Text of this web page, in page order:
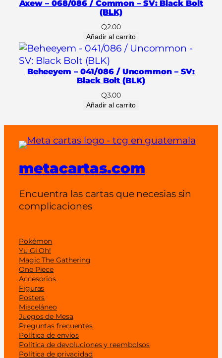
T
)
i
d
a
d
Axew – 068/086 / Common – SV: Black Bolt
(BLK)
Q2.00
Añadir al carrito
Beheeyem – 041/086 / Uncommon – SV:
Black Bolt (BLK)
Q3.00
Añadir al carrito
metacartas.com
Encuentra las cartas que necesias sin
complicaciones
Pokémon
Yu Gi Oh!
Magic The Gathering
One Piece
Accesorios
Figuras
Posters
Misceláneo
Juegos de Mesa
Preguntas frecuentes
Política de envíos
Política de devoluciones y reembolsos
Política de privacidad